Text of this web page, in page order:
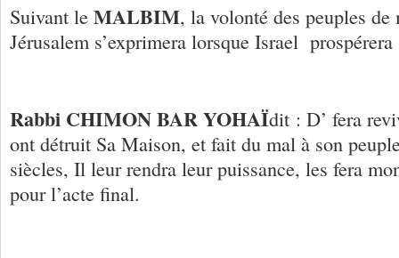
Suivant le MALBIM, la volonté des peuples de
Jérusalem s’exprimera lorsque Israel
Rabbi CHIMON BAR YOHAÏdit : D’ fera
ont détruit Sa Maison, et fait du mal à son
siècles, Il leur rendra leur puissance, les fera
pour l’acte final.